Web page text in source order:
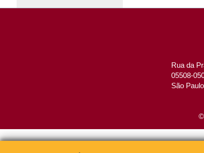
Rua da
05508-
São
©